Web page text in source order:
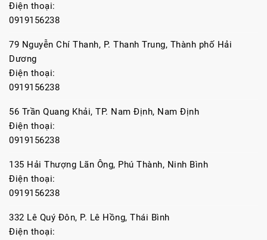
Điện thoại:
0919156238
79 Nguyễn Chí Thanh, P. Thanh Trung, Thành phố Hải
Dương
Điện thoại:
0919156238
56 Trần Quang Khải, TP. Nam Định, Nam Định
Điện thoại:
0919156238
135 Hải Thượng Lãn Ông, Phú Thành, Ninh Bình
Điện thoại:
0919156238
332 Lê Quý Đôn, P. Lê Hồng, Thái Bình
Điện thoại: